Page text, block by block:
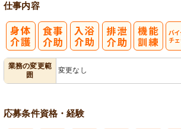
仕事内容
業務の変更範
囲
変更なし
応募条件資格・経験